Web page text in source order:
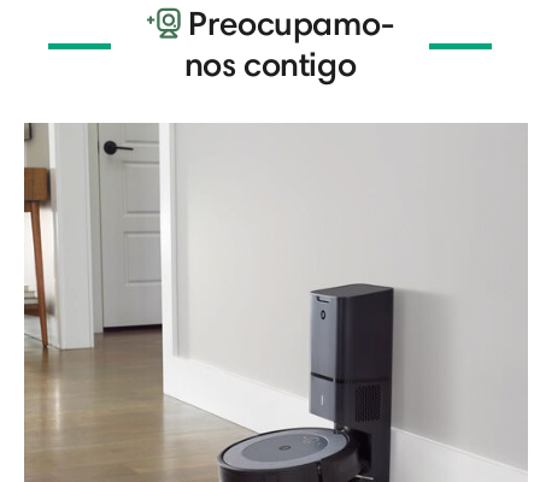
Preocupamo-
nos contigo